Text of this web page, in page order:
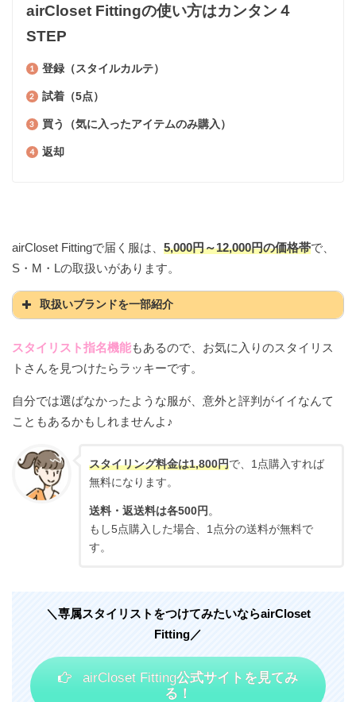
airCloset Fittingの使い方はカンタン４
STEP
登録（スタイルカルテ）
試着（5点）
買う（気に入ったアイテムのみ購入）
返却
airCloset Fittingで届く服は、5,000円～12,000円の価格帯で、
S・M・Lの取扱いがあります。
取扱いブランドを一部紹介
nano universe
ROPE’
SNIDEL
NOLLEY’S
DRWCYS
FRAY I.D
LOVELESS など
スタイリスト指名機能もあるので、お気に入りのスタイリス
トさんを見つけたらラッキーです。
自分では選ばなかったような服が、意外と評判がイイなんて
こともあるかもしれませんよ♪
スタイリング料金は1,800円で、1点購入すれば
無料になります。
送料・返送料は各500円 。
もし5点購入した場合、1点分の送料が無料で
す。
＼専属スタイリストをつけてみたいならairCloset
Fitting／
airCloset Fitting公式サイトを見てみ
る！